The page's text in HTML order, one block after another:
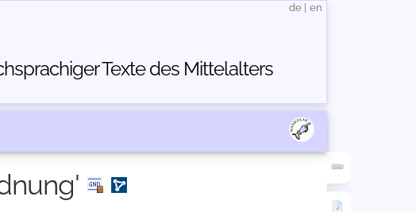
Texte des Mittelalters
de en